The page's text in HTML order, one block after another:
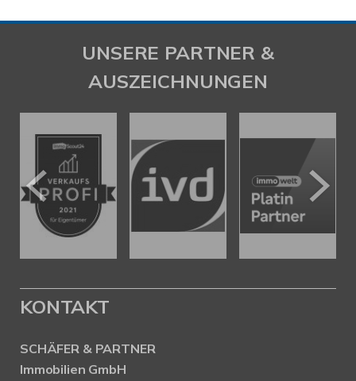
UNSERE PARTNER &
AUSZEICHNUNGEN
KONTAKT
SCHÄFER & PARTNER
Immobilien GmbH